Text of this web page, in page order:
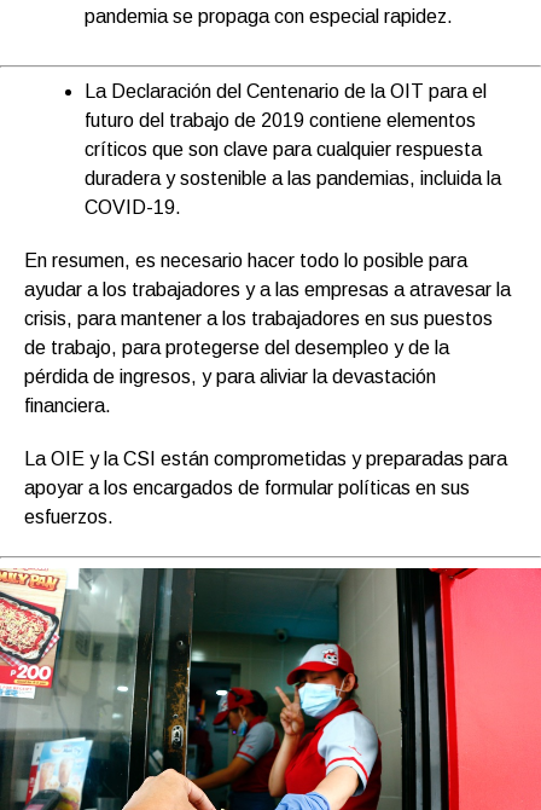
pandemia se propaga con especial rapidez.
La Declaración del Centenario de la OIT para el
futuro del trabajo de 2019 contiene elementos
críticos que son clave para cualquier respuesta
duradera y sostenible a las pandemias, incluida la
COVID-19.
En resumen, es necesario hacer todo lo posible para
ayudar a los trabajadores y a las empresas a atravesar la
crisis, para mantener a los trabajadores en sus puestos
de trabajo, para protegerse del desempleo y de la
pérdida de ingresos, y para aliviar la devastación
financiera.
La OIE y la CSI están comprometidas y preparadas para
apoyar a los encargados de formular políticas en sus
esfuerzos.